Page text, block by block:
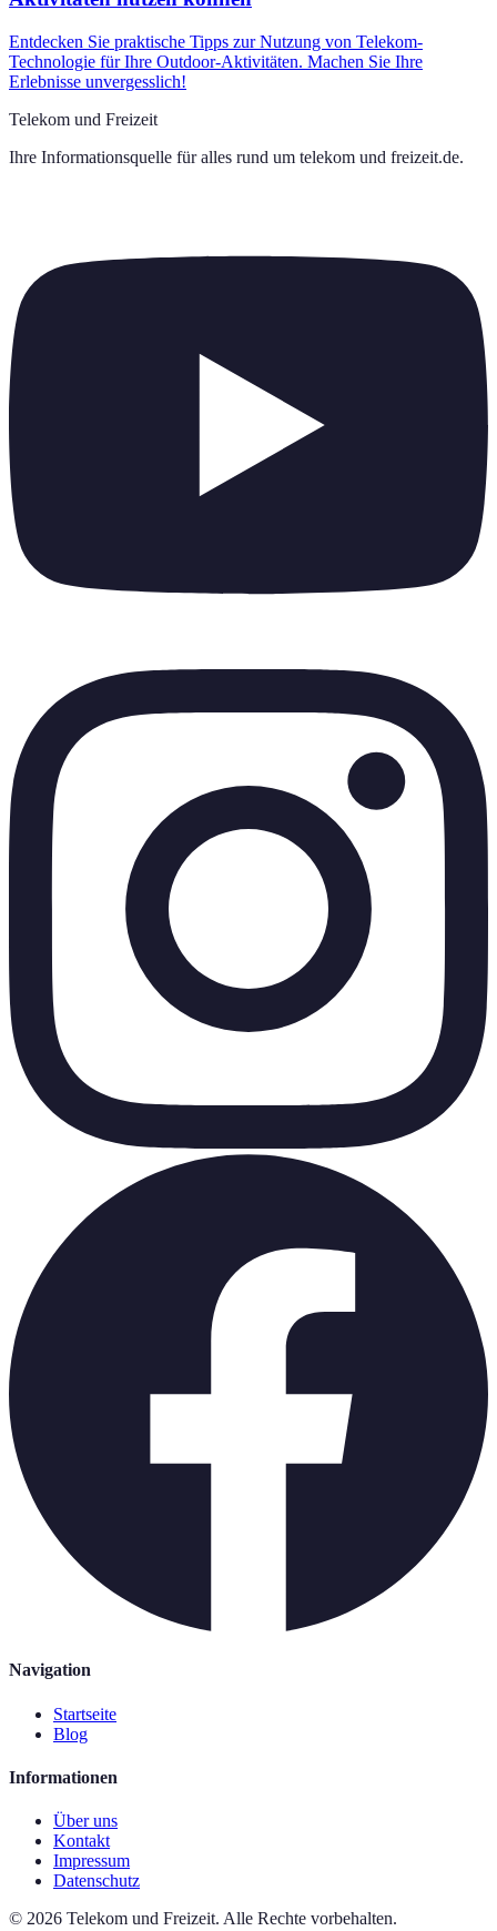
Entdecken Sie praktische Tipps zur Nutzung von Telekom-
Technologie für Ihre Outdoor-Aktivitäten. Machen Sie Ihre
Erlebnisse unvergesslich!
Telekom und Freizeit
Ihre Informationsquelle für alles rund um telekom und freizeit.de.
Navigation
Startseite
Blog
Informationen
Über uns
Kontakt
Impressum
Datenschutz
© 2026 Telekom und Freizeit. Alle Rechte vorbehalten.